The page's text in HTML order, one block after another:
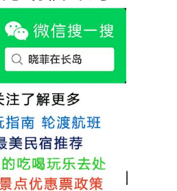
包子非常好吃。 其实长岛可选的酒店、民宿
各不相同，可以根据自己的喜好选择。非常
推荐津岸民宿，关键是老板娘晓菲很细心、
热情，能根据我提出的需求来安排房间，这
点很好。